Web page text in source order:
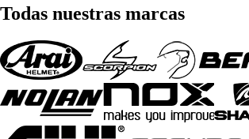
Todas nuestras marcas